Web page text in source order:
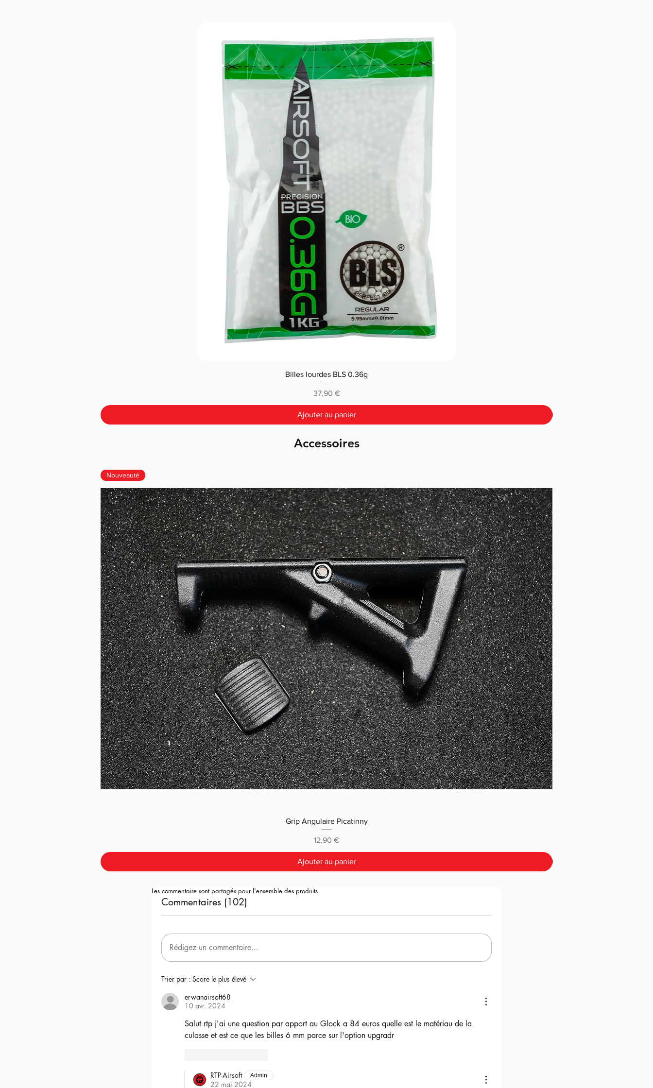
Billes lourdes BLS 0.36g
Prix
37,90 €
Ajouter au panier
Accessoires
Nouveauté
Grip Angulaire Picatinny
Prix
12,90 €
Ajouter au panier
Commentaires (102)
Rédigez un commentaire...
Trier par : Score le plus élevé
erwanairsoft68
10 avr. 2024
Salut rtp j'ai une question par apport au Glock a 84 euros quelle est le matériau de la
culasse et est ce que les billes 6 mm parce sur l'option upgradr
RTP-Airsoft Admin
22 mai 2024
Les commentaire sont partagés pour l'ensemble des produits